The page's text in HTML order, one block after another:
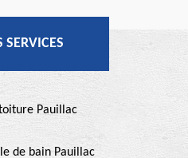
SERVICES
Pauillac
de bain Pauillac